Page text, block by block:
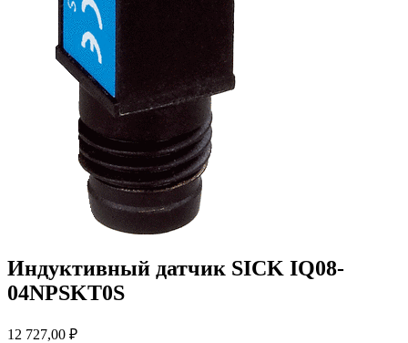
Индуктивный датчик SICK IQ08-
04NPSKT0S
12 727,00 ₽